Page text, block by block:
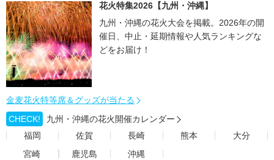
花火特集2026【九州・沖縄】
九州・沖縄の花火大会を掲載。2026年の開
催日、中止・延期情報や人気ランキングな
どをお届け！
金麦花火特等席＆グッズが当たる
CHECK!
九州・沖縄の花火開催カレンダー
福岡
佐賀 長崎 熊本
大分
宮崎
鹿児島 沖縄